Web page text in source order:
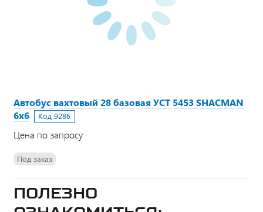
Автобус вахтовый 28 базовая УСТ 5453 SHACMAN
6х6
Код:9286
Цена по запросу
Под заказ
Полезно